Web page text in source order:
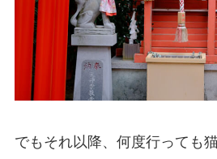
でもそれ以降、何度行っても